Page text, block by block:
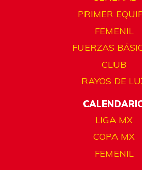
PRIMER
FEMENIL
FUERZAS
CLUB
RAYOS DE
LIGA MX
COPA MX
FEMENIL